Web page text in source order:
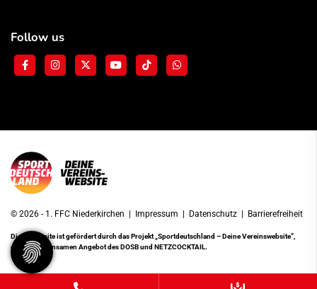
Follow us
© 2026 - 1. FFC Niederkirchen | Impressum | Datenschutz | Barrierefreiheit
Diese Website ist gefördert durch das Projekt„Sportdeutschland – Deine Vereinswebsite”,
einem gemeinsamen Angebot des DOSB und NETZCOCKTAIL.